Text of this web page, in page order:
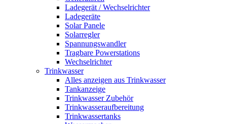
Ladegerät / Wechselrichter
Ladegeräte
Solar Panele
Solarregler
Spannungswandler
Tragbare Powerstations
Wechselrichter
Trinkwasser
Alles anzeigen aus Trinkwasser
Tankanzeige
Trinkwasser Zubehör
Trinkwasseraufbereitung
Trinkwassertanks